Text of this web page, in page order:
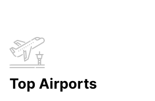
Top Airports